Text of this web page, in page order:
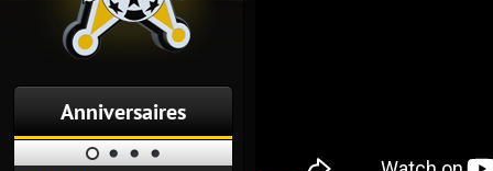
Anniversaires